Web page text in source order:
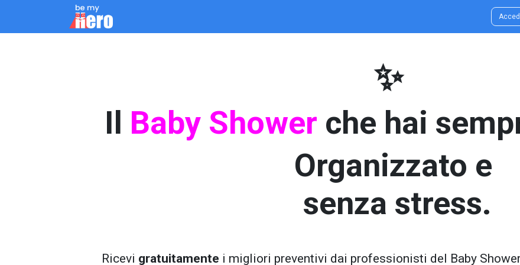
Passa al contenuto
✨
Il Baby Shower che hai
Organizzato e
senza stress.
Ricevi gratuitamente i migliori preventivi dai professionisti del Baby